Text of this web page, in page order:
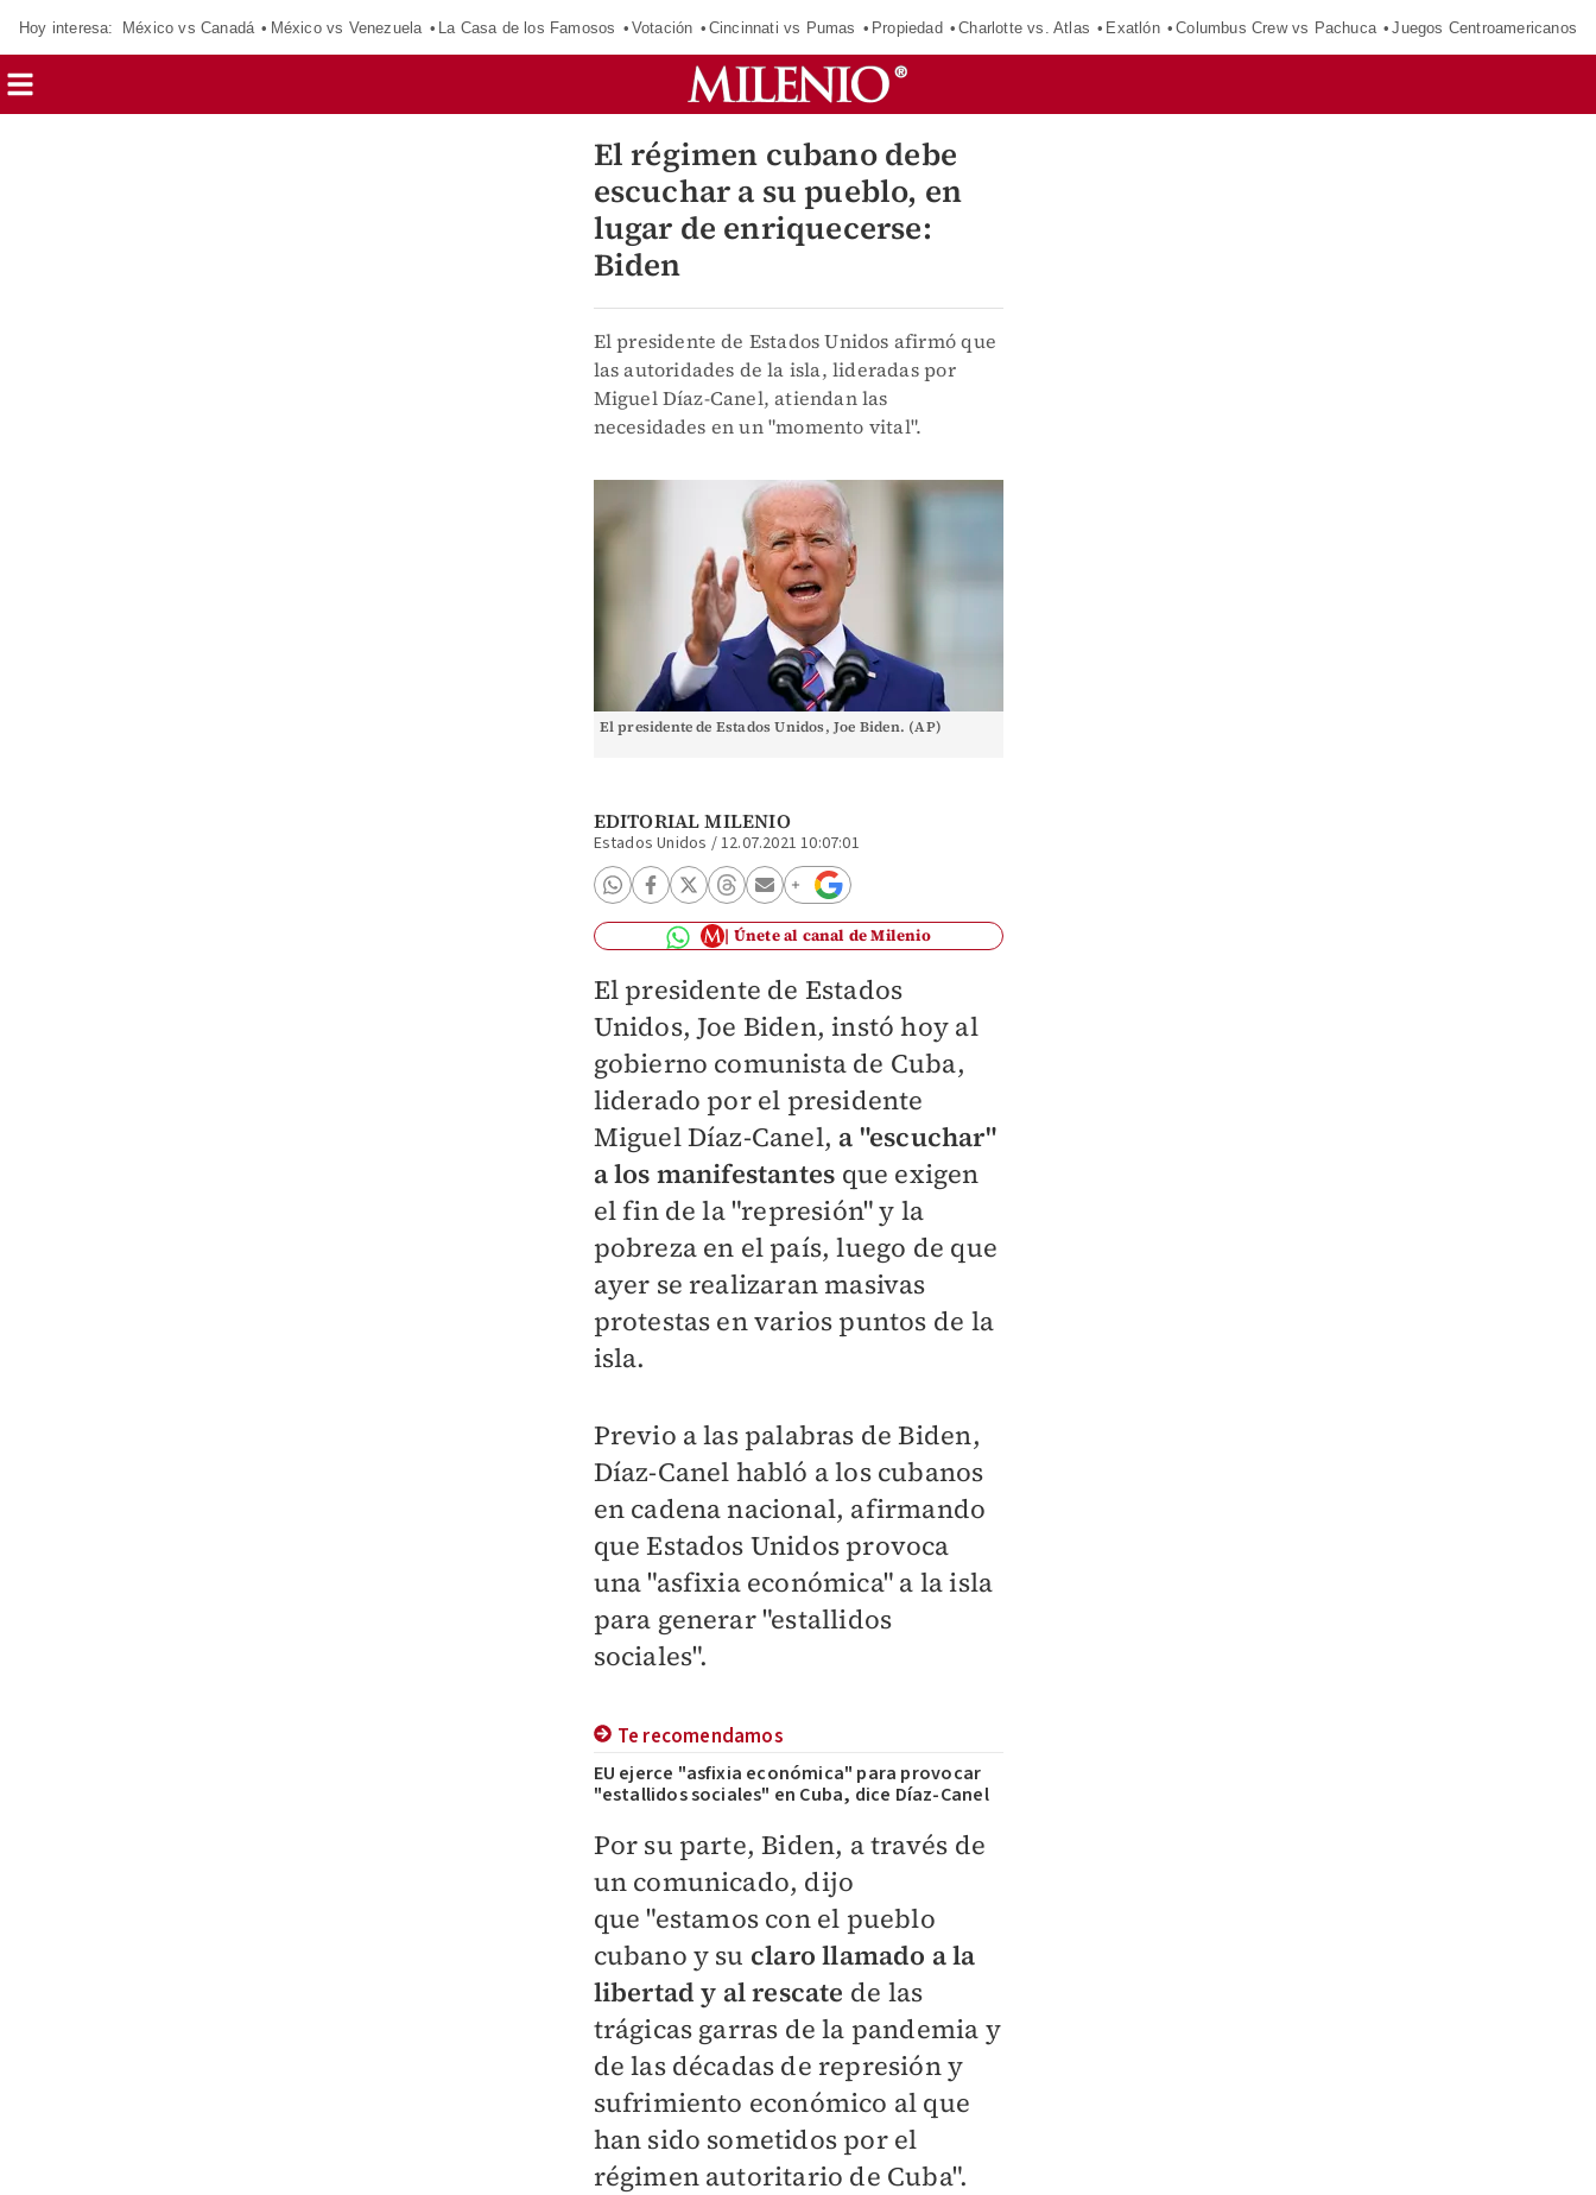
Hoy interesa: México vs Canadá México vs Venezuela La Casa de los Famosos Votación Cincinnati vs Pumas Propiedad Charlotte vs. Atlas Exatlón Columbus Crew vs Pachuca Juegos Centroamericanos
El régimen cubano debe
escuchar a su pueblo, en
lugar de enriquecerse:
Biden
El presidente de Estados Unidos afirmó que
las autoridades de la isla, lideradas por
Miguel Díaz-Canel, atiendan las
necesidades en un "momento vital".
El presidente de Estados Unidos, Joe Biden. (AP)
EDITORIAL MILENIO
Estados Unidos /12.07.2021 10:07:01
Únete al canal de Milenio
El presidente de Estados
Unidos, Joe Biden, instó hoy al
gobierno comunista de Cuba,
liderado por el presidente
Miguel Díaz-Canel, a "escuchar"
a los manifestantes que exigen
el fin de la "represión" y la
pobreza en el país, luego de que
ayer se realizaran masivas
protestas en varios puntos de la
isla.
Previo a las palabras de Biden,
Díaz-Canel habló a los cubanos
en cadena nacional, afirmando
que Estados Unidos provoca
una "asfixia económica" a la isla
para generar "estallidos
sociales".
Te recomendamos
EU ejerce "asfixia económica" para provocar
"estallidos sociales" en Cuba, dice Díaz-Canel
Por su parte, Biden, a través de
un comunicado, dijo
que"estamos con el pueblo
cubano y su claro llamado a la
libertad y al rescate de las
trágicas garras de la pandemia y
de las décadas de represión y
sufrimiento económico al que
han sido sometidos por el
régimen autoritario de Cuba".